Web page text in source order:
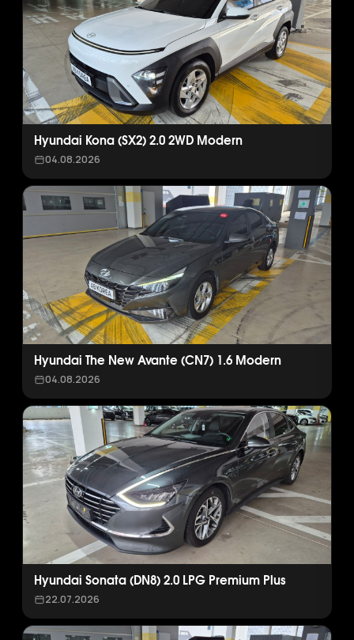
Hyundai Kona (SX2) 2.0 2WD Modern
04.08.2026
Hyundai The New Avante (CN7) 1.6 Modern
04.08.2026
Hyundai Sonata (DN8) 2.0 LPG Premium Plus
22.07.2026